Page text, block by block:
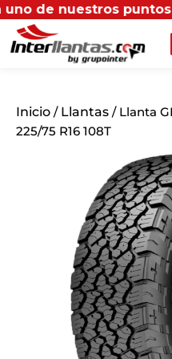
puntos
Inicio / Llantas / Llanta
225/75 R16 108T